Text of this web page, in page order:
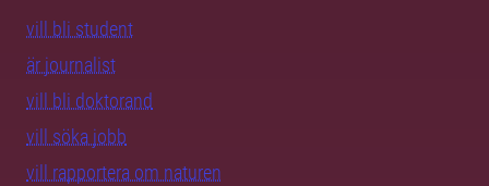
vill bli student
är journalist
vill bli doktorand
vill söka jobb
vill rapportera om naturen